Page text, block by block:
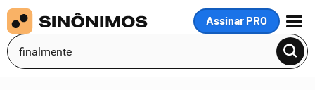
Assinar PRO
MENU